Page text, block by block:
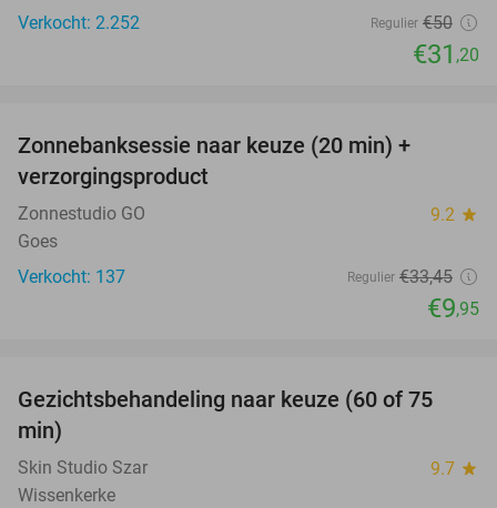
Verkocht: 2.252
Regulier €50
€31 ,20
Zonnebanksessie naar keuze (20 min) +
verzorgingsproduct
Zonnestudio GO 9.2 star
Goes
Verkocht: 137
Regulier €33,45
€9,95
52%
Gezichtsbehandeling naar keuze (60 of 75
min)
Skin Studio Szar 9.7 star
Wissenkerke